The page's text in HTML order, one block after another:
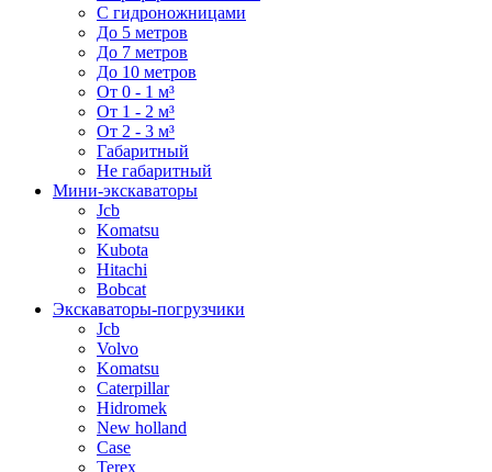
С гидроножницами
До 5 метров
До 7 метров
До 10 метров
От 0 - 1 м³
От 1 - 2 м³
От 2 - 3 м³
Габаритный
Не габаритный
Мини-экскаваторы
Jcb
Komatsu
Kubota
Hitachi
Bobcat
Экскаваторы-погрузчики
Jcb
Volvo
Komatsu
Caterpillar
Hidromek
New holland
Case
Terex